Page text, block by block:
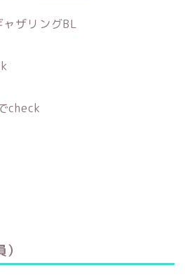
ザリングBL
check